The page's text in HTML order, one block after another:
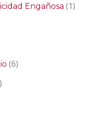
Engañosa (1)
(6)